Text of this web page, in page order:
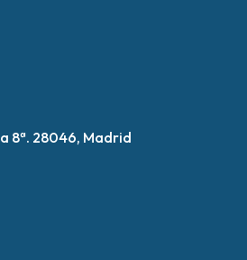
8ª. 28046, Madrid